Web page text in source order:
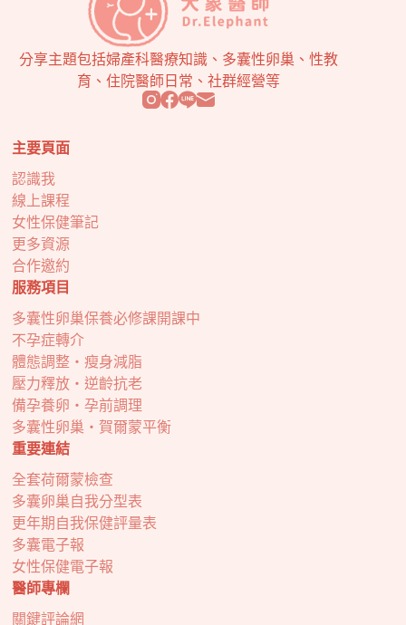
分享主題包括婦產科醫療知識、多囊性卵巢、性教
育、住院醫師日常、社群經營等
主要頁面
認識我
線上課程
女性保健筆記
更多資源
合作邀約
服務項目
多囊性卵巢保養必修課開課中
不孕症轉介
體態調整・瘦身減脂
壓力釋放・逆齡抗老
備孕養卵・孕前調理
多囊性卵巢・賀爾蒙平衡
重要連結
全套荷爾蒙檢查
多囊卵巢自我分型表
更年期自我保健評量表
多囊電子報
女性保健電子報
醫師專欄
關鍵評論網